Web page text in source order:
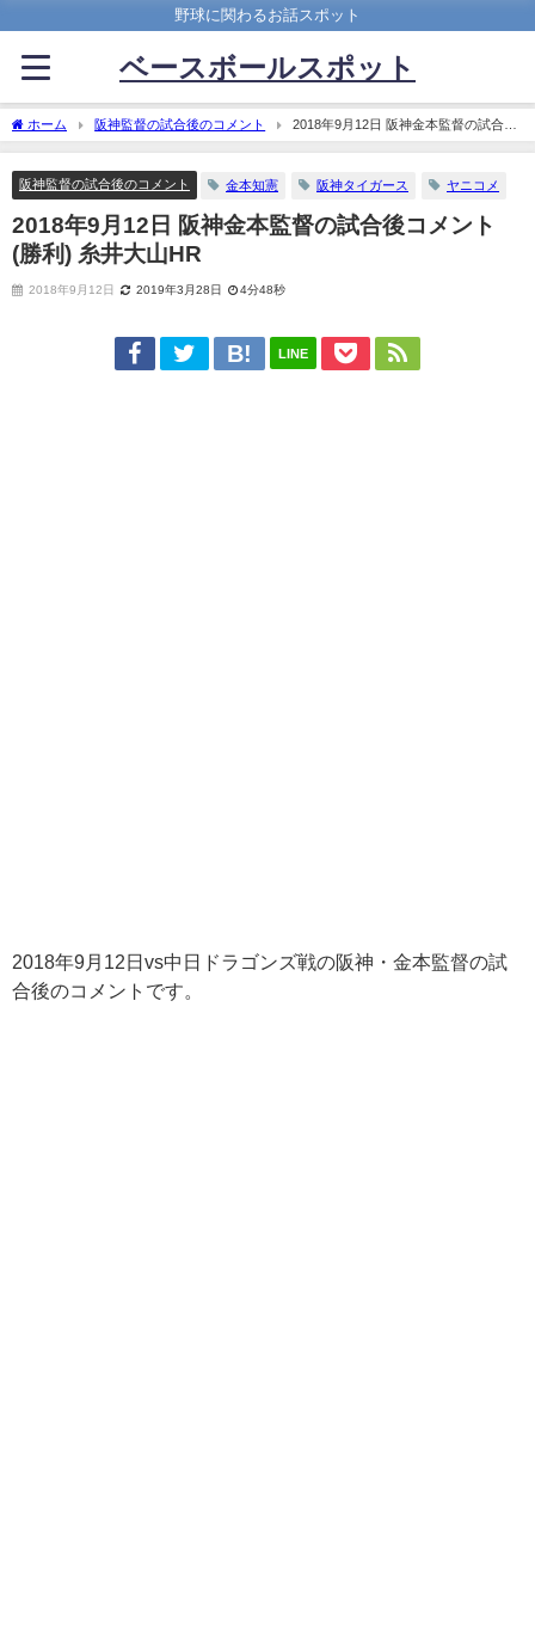
野球に関わるお話スポット
ベースボールスポット
ホーム 阪神監督の試合後のコメント
2018年9月12日 阪神金本監督の試合後
コメント(勝利) 糸井大山HR
阪神監督の試合後のコメント 金本知憲 阪神タイガース ヤニコメ
2018年9月12日 阪神金本監督の試合後コメント
(勝利) 糸井大山HR
2018年9月12日 2019年3月28日 4分48秒
LINE
2018年9月12日vs中日ドラゴンズ戦の阪神・金本監督の試
合後のコメントです。